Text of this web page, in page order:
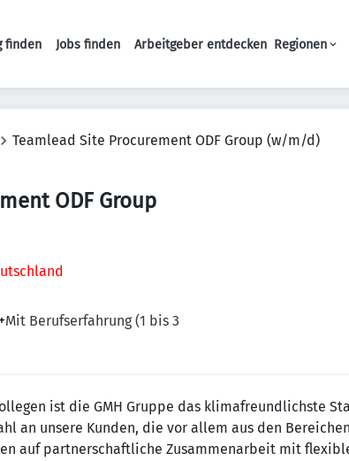
Haupt-Navigation
finden Jobs finden Arbeitgeber entdecken Regionen
Teamlead Site Procurement ODF Group (w/m/d)
ODF Group
+Mit Berufserfahrung (1 bis 3
ist die GMH Gruppe das klimafreundlichste
an unsere Kunden, die vor allem aus den
auf partnerschaftliche Zusammenarbeit mit